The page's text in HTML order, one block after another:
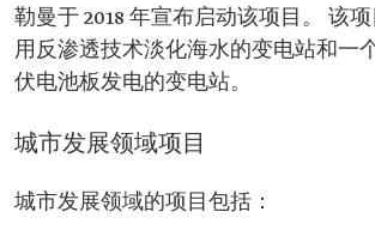
勒曼于 2018 年宣布启动该项目。 该
用反渗透技术淡化海水的变电站和一
伏电池板发电的变电站。
城市发展领域项目
城市发展领域的项目包括：